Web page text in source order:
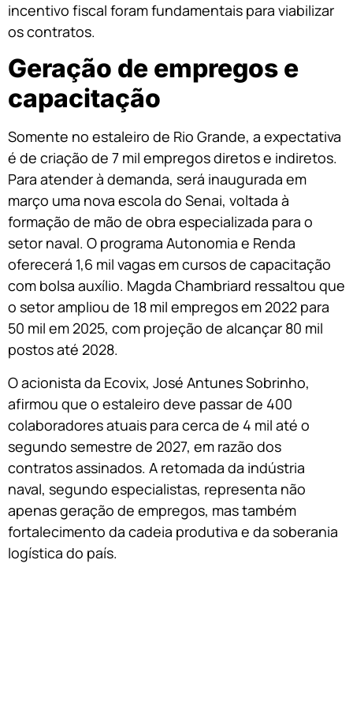
incentivo fiscal foram fundamentais para viabilizar
os contratos.
Geração de empregos e
capacitação
Somente no estaleiro de Rio Grande, a expectativa
é de criação de 7 mil empregos diretos e indiretos.
Para atender à demanda, será inaugurada em
março uma nova escola do Senai, voltada à
formação de mão de obra especializada para o
setor naval. O programa Autonomia e Renda
oferecerá 1,6 mil vagas em cursos de capacitação
com bolsa auxílio. Magda Chambriard ressaltou que
o setor ampliou de 18 mil empregos em 2022 para
50 mil em 2025, com projeção de alcançar 80 mil
postos até 2028.
O acionista da Ecovix, José Antunes Sobrinho,
afirmou que o estaleiro deve passar de 400
colaboradores atuais para cerca de 4 mil até o
segundo semestre de 2027, em razão dos
contratos assinados. A retomada da indústria
naval, segundo especialistas, representa não
apenas geração de empregos, mas também
fortalecimento da cadeia produtiva e da soberania
logística do país.